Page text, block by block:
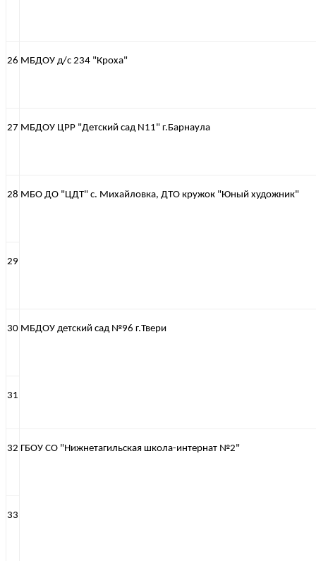
26 МБДОУ д/с 234 "Кроха"
27 МБДОУ ЦРР "Детский сад N11" г.Барнаула
28 МБО ДО "ЦДТ" с. Михайловка, ДТО кружок "Юный художник"
29
30 МБДОУ детский сад №96 г.Твери
31
32 ГБОУ СО "Нижнетагильская школа-интернат №2"
33